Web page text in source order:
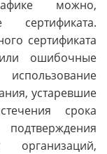
можно,
сертификата
ошибочные
устаревшие
срока
организаций,